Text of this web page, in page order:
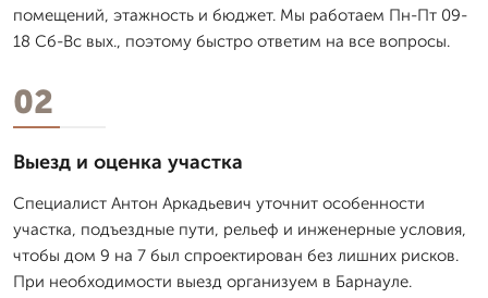
помещений, этажность и бюджет. Мы работаем Пн-Пт 09-
18 Сб-Вс вых., поэтому быстро ответим на все вопросы.
02
Выезд и оценка участка
Специалист Антон Аркадьевич уточнит особенности
участка, подъездные пути, рельеф и инженерные условия,
чтобы дом 9 на 7 был спроектирован без лишних рисков.
При необходимости выезд организуем в Барнауле.